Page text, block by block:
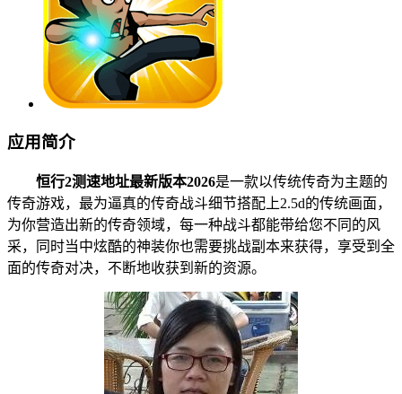
应用简介
恒行2测速地址最新版本2026是一款以传统传奇为主题的
传奇游戏，最为逼真的传奇战斗细节搭配上2.5d的传统画面，
为你营造出新的传奇领域，每一种战斗都能带给您不同的风
采，同时当中炫酷的神装你也需要挑战副本来获得，享受到全
面的传奇对决，不断地收获到新的资源。